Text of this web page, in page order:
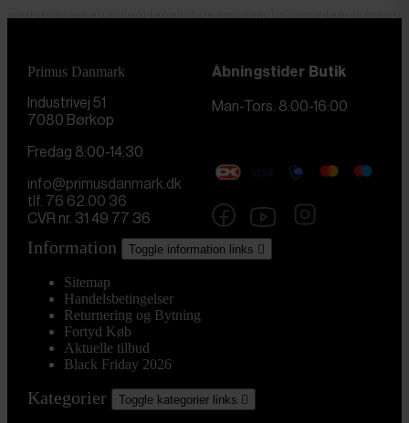
Primus Danmark
Industrivej 51
7080 Børkop
Åbningstider Butik
Man-Tors. 8:00-16:00
Fredag 8:00-14:30
info@primusdanmark.dk
tlf. 76 62 00 36
CVR nr. 31 49 77 36
Information Toggle information links 
Sitemap
Handelsbetingelser
Returnering og Bytning
Fortyd Køb
Aktuelle tilbud
Black Friday 2026
Kategorier Toggle kategorier links 